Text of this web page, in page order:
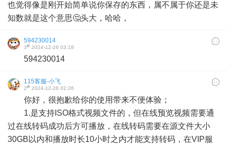
也觉得像是刚开始简单说你保存的东西，属不属于你还是未
知数就是这个意思🤔头大，哈哈，
594230014
3# 2024-12-26 03:18
594230014
115客服-小飞
2# 2024-12-26 02:26
你好，很抱歉给你的使用带来不便体验；
1.是支持ISO格式视频文件的，但在线预览视频需要通
过在线转码成功后方可播放，在线转码需要在源文件大小
30GB以内和播放时长10小时之内才能支持转码，在VIP服